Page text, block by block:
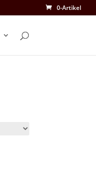
0-Artikel